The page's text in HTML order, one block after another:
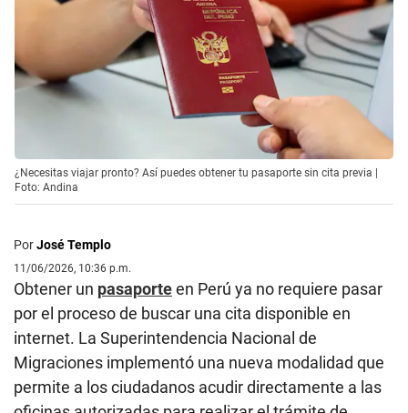
¿Necesitas viajar pronto? Así puedes obtener tu pasaporte sin cita previa |
Foto: Andina
PorJosé Templo
11/06/2026, 10:36 p.m.
Obtener un pasaporteen Perú ya no requiere pasar
por el proceso de buscar una cita disponible en
internet. La Superintendencia Nacional de
Migraciones implementó una nueva modalidad que
permite a los ciudadanos acudir directamente a las